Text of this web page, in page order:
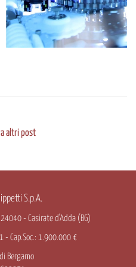
altri post
S.p.A.
- Casirate d'Adda (BG)
- Cap.Soc.: 1.900.000 €
Bergamo